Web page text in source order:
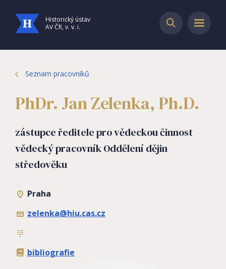
Historický ústav
AV ČR, v. v. i.
Seznam pracovníků
PhDr. Jan Zelenka, Ph.D.
zástupce ředitele pro vědeckou činnost
vědecký pracovník Oddělení dějin
středověku
Praha
zelenka@hiu.cas.cz
bibliografie